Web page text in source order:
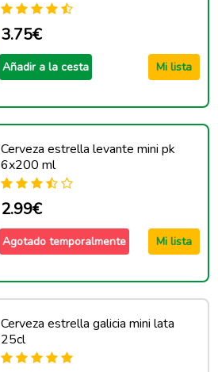
3.75€
Añadir a la cesta Mi lista
Cerveza estrella levante mini pk
6x200 ml
2.99€
Agotado temporalmente Mi lista
Cerveza estrella galicia mini lata
25cl